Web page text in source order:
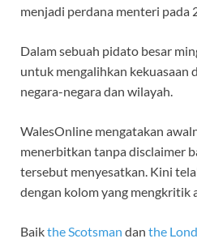
menjadi perdana menteri pada
Dalam sebuah pidato besar
untuk mengalihkan kekuasaan
negara-negara dan wilayah.
WalesOnline mengatakan
menerbitkan tanpa disclaimer
tersebut menyesatkan. Kini
dengan kolom yang mengkritik
Baikthe Scotsman dan the